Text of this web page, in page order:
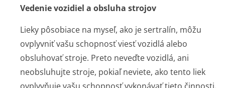
Vedenie vozidiel a obsluha strojov
Lieky pôsobiace na myseľ, ako je sertralín, môžu
ovplyvniť vašu schopnosť viesť vozidlá alebo
obsluhovať stroje. Preto neveďte vozidlá, ani
neobsluhujte stroje, pokiaľ neviete, ako tento liek